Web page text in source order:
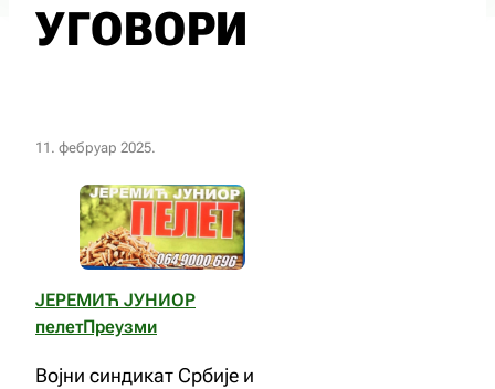
УГОВОРИ
11. фебруар 2025.
ЈЕРЕМИЋ ЈУНИОР
пелетПреузми
Војни синдикат Србије и